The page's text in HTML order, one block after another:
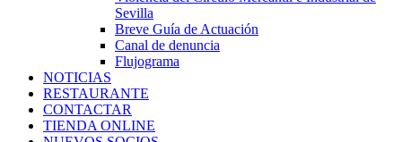
Sevilla
Breve Guía de Actuación
Canal de denuncia
Flujograma
NOTICIAS
RESTAURANTE
CONTACTAR
TIENDA ONLINE